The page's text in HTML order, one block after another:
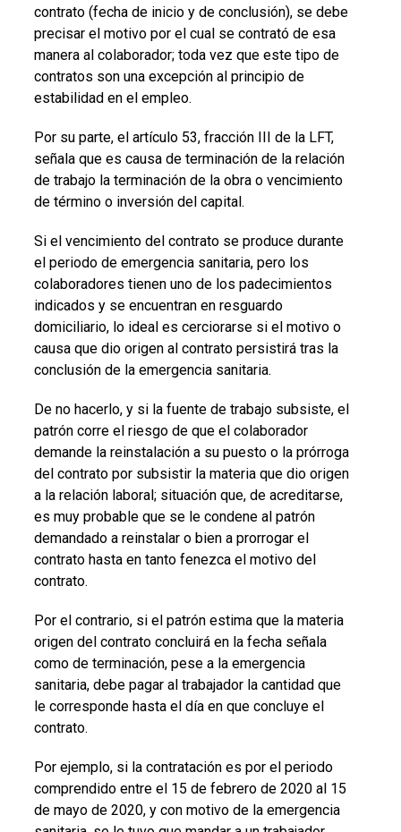
contrato (fecha de inicio y de conclusión), se debe
precisar el motivo por el cual se contrató de esa
manera al colaborador; toda vez que este tipo de
contratos son una excepción al principio de
estabilidad en el empleo.
Por su parte, el artículo 53, fracción III de la LFT,
señala que es causa de terminación de la relación
de trabajo la terminación de la obra o vencimiento
de término o inversión del capital.
Si el vencimiento del contrato se produce durante
el periodo de emergencia sanitaria, pero los
colaboradores tienen uno de los padecimientos
indicados y se encuentran en resguardo
domiciliario, lo ideal es cerciorarse si el motivo o
causa que dio origen al contrato persistirá tras la
conclusión de la emergencia sanitaria.
De no hacerlo, y si la fuente de trabajo subsiste, el
patrón corre el riesgo de que el colaborador
demande la reinstalación a su puesto o la prórroga
del contrato por subsistir la materia que dio origen
a la relación laboral; situación que, de acreditarse,
es muy probable que se le condene al patrón
demandado a reinstalar o bien a prorrogar el
contrato hasta en tanto fenezca el motivo del
contrato.
Por el contrario, si el patrón estima que la materia
origen del contrato concluirá en la fecha señala
como de terminación, pese a la emergencia
sanitaria, debe pagar al trabajador la cantidad que
le corresponde hasta el día en que concluye el
contrato.
Por ejemplo, si la contratación es por el periodo
comprendido entre el 15 de febrero de 2020 al 15
de mayo de 2020, y con motivo de la emergencia